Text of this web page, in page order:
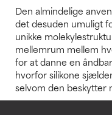
Den almindelige
det desuden umuligt
unikke
mellemrum mellem
for at danne en
hvorfor silikone
selvom den beskytter